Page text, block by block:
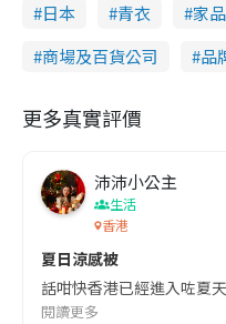
日本 青衣 家品
商場及百貨公司
品
更多真實評價
沛沛小公主
生活
香港
夏日涼感被
話咁快香港已經進入咗夏
閱讀更多